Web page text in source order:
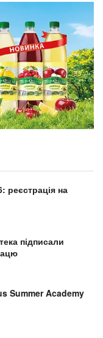
реєстрація на
підписали
Summer Academy